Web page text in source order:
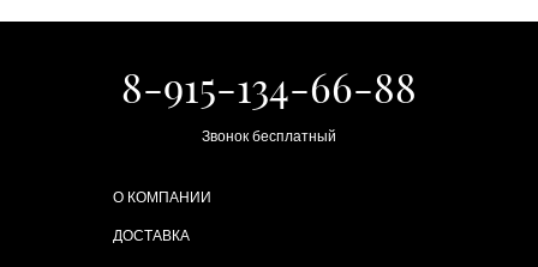
8-915-134-66-88
Звонок бесплатный
О КОМПАНИИ
ДОСТАВКА